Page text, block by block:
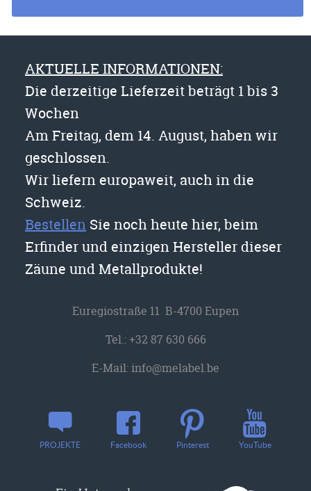
AKTUELLE INFORMATIONEN:
Die derzeitige Lieferzeit beträgt 1 bis 3
Wochen
Am Freitag, dem 14. August, haben wir
geschlossen.
Wir liefern europaweit, auch in die
Schweiz.
Bestellen Sie noch heute hier, beim
Erfinder und einzigen Hersteller dieser
Zäune und Metallprodukte!
Euregiostraße 11 B-4700 Eupen
Tel.:+32 87 630 666
E-Mail:info@melabel.be
PROJEKTE Facebook Pinterest YouTube